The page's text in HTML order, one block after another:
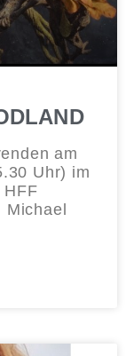
am
Uhr) im
Michael